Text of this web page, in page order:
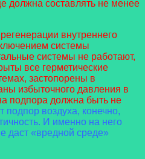
должна составлять не менее
внутреннего
системы
системы не работают,
все герметические
застопорены в
избыточного давления в
подпора должна быть не
подпор воздуха, конечно,
И именно на него
даст «вредной среде»